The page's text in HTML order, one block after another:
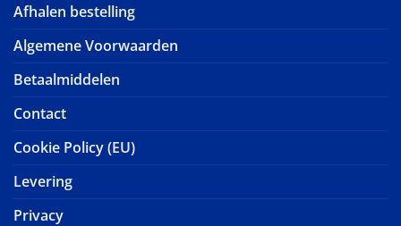
Afhalen bestelling
Algemene Voorwaarden
Betaalmiddelen
Contact
Cookie Policy (EU)
Levering
Privacy